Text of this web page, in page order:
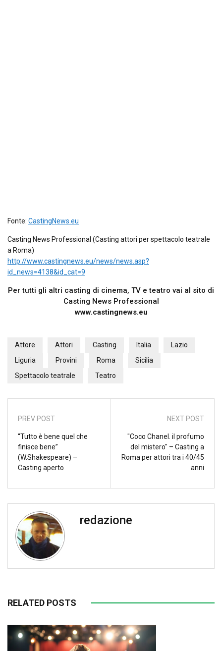
Fonte: CastingNews.eu
Casting News Professional (Casting attori per spettacolo teatrale
a Roma)
http://www.castingnews.eu/news/news.asp?
id_news=4138&id_cat=9
Per tutti gli altri casting di cinema, TV e teatro vai al sito di
Casting News Professional
www.castingnews.eu
Attore Attori Casting Italia
Lazio
Liguria
Provini Roma
Sicilia
Spettacolo teatrale
Teatro
PREV POST
“Tutto è bene quel che
finisce bene”
(W.Shakespeare) –
Casting aperto
NEXT POST
"Coco Chanel. il profumo
del mistero" – Casting a
Roma per attori tra i 40/45
anni
redazione
RELATED POSTS